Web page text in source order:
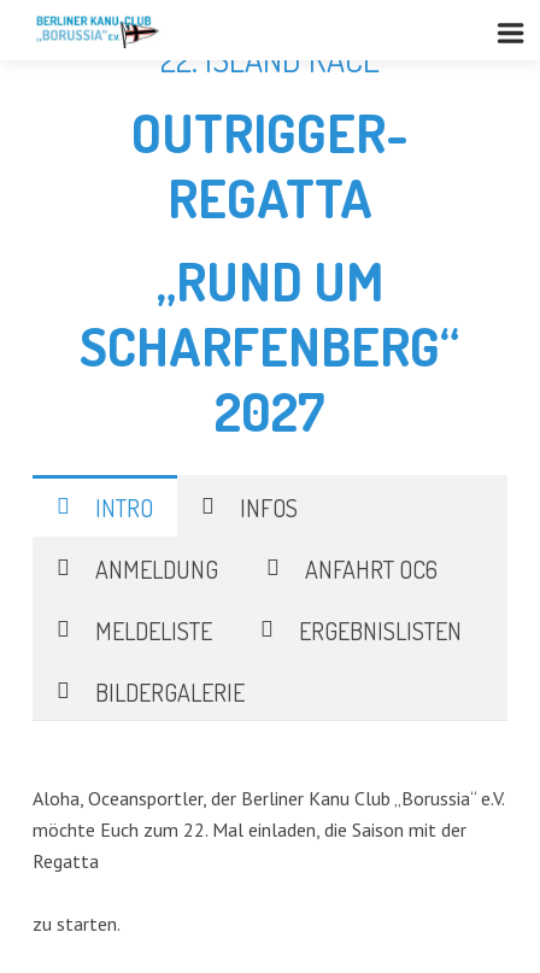
22. ISLAND RACE
OUTRIGGER-
REGATTA
„RUND UM
SCHARFENBERG“
2027
INTRO
INFOS
ANMELDUNG
ANFAHRT OC6
MELDELISTE
ERGEBNISLISTEN
BILDERGALERIE
Aloha, Oceansportler, der Berliner Kanu Club „Borussia“ e.V.
möchte Euch zum 22. Mal einladen, die Saison mit der
Regatta
zu starten.